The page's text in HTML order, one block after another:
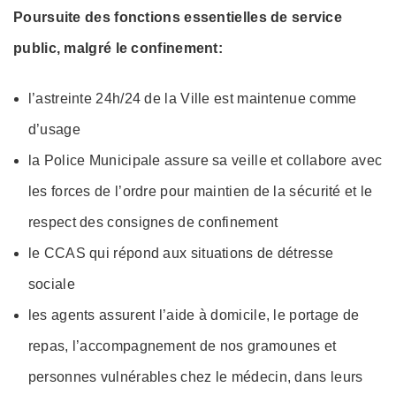
Poursuite des fonctions essentielles de service
public, malgré le confinement:
l’astreinte 24h/24 de la Ville est maintenue comme
d’usage
la Police Municipale assure sa veille et collabore avec
les forces de l’ordre pour maintien de la sécurité et le
respect des consignes de confinement
le CCAS qui répond aux situations de détresse
sociale
les agents assurent l’aide à domicile, le portage de
repas, l’accompagnement de nos gramounes et
personnes vulnérables chez le médecin, dans leurs